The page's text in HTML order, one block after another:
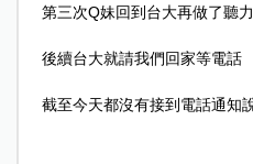
第三次Q妹回到台大再做了聽
後續台大就請我們回家等電
截至今天都沒有接到電話通知